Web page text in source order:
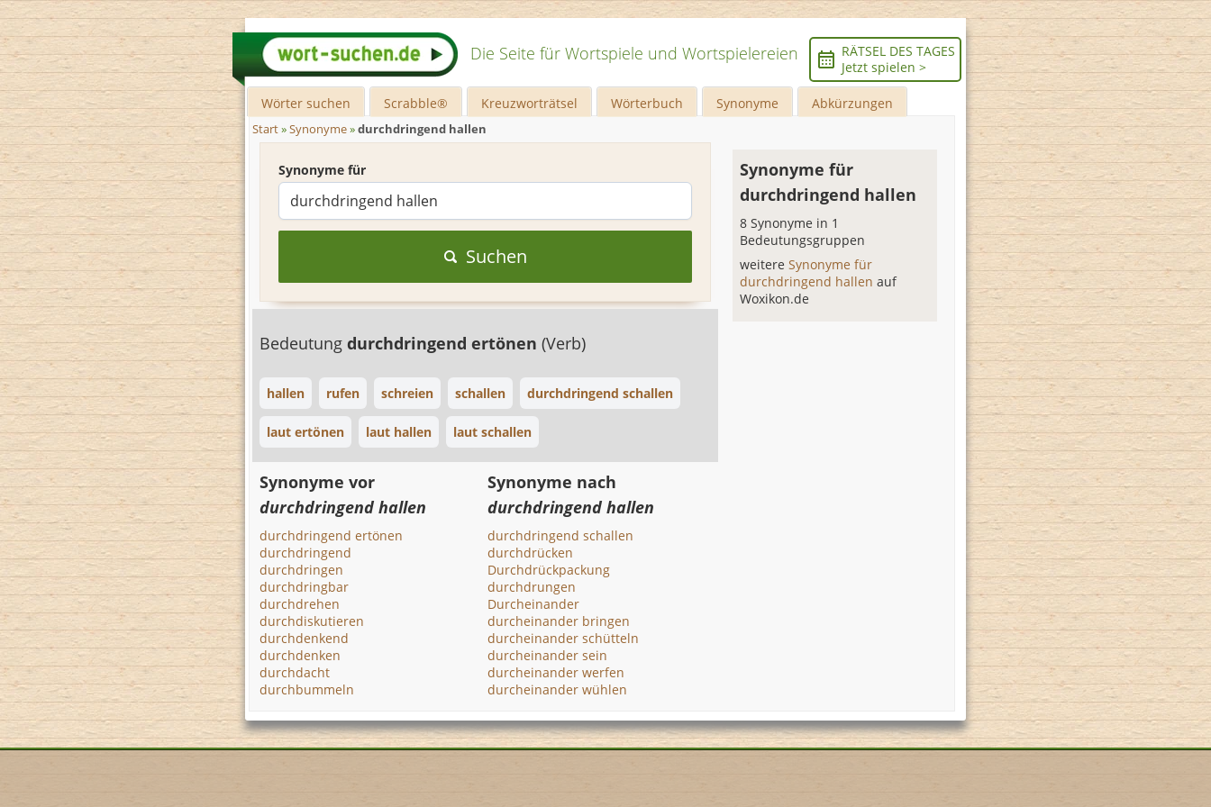
Die Seite für Wortspiele und Wortspielereien
RÄTSEL DES TAGES
Jetzt spielen >
Wörter suchen Scrabble® Kreuzworträtsel Wörterbuch Synonyme Abkürzungen
Start»Synonyme»durchdringend hallen
Synonyme für
Suchen
Bedeutung durchdringend ertönen (Verb)
hallen rufen schreien schallen durchdringend schallen
laut ertönen laut hallen laut schallen
Synonyme für
durchdringend hallen
8 Synonyme in 1
Bedeutungsgruppen
weitereSynonyme für
durchdringend hallenauf
Woxikon.de
Synonyme vor
durchdringend hallen
durchdringend ertönen
durchdringend
durchdringen
durchdringbar
durchdrehen
durchdiskutieren
durchdenkend
durchdenken
durchdacht
durchbummeln
Synonyme nach
durchdringend hallen
durchdringend schallen
durchdrücken
Durchdrückpackung
durchdrungen
Durcheinander
durcheinander bringen
durcheinander schütteln
durcheinander sein
durcheinander werfen
durcheinander wühlen